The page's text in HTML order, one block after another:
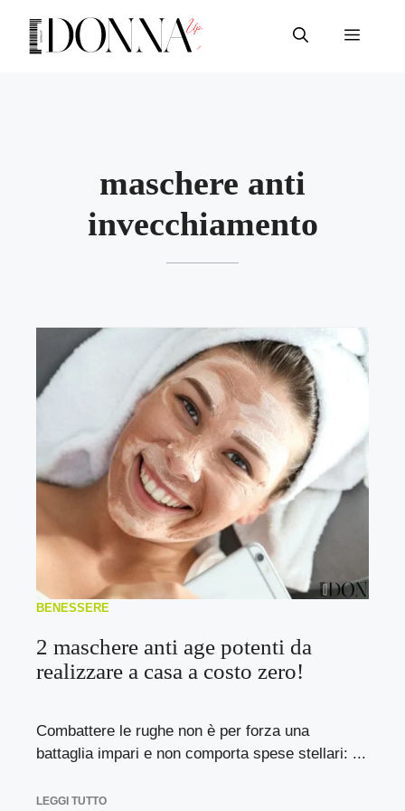
contenuto
Menu
maschere anti
invecchiamento
BENESSERE
2 maschere anti age potenti da
realizzare a casa a costo zero!
Combattere le rughe non è per forza una
battaglia impari e non comporta spese stellari: ...
LEGGI TUTTO